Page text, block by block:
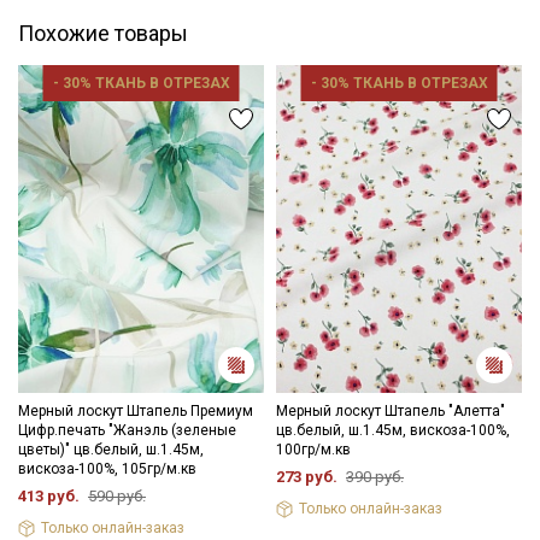
дальнейших стирок, но не выше 40С, подсушите в один слой и
слегка влажную ткань прогладьте теплым утюгом, с
изнаночной стороны.
Край ткани склонен к осыпанию, рекомендуем увеличить
припуски на швы и использовать иглы и нитки для легких
видов ткани.
Уход:
- стирка до 30C режим "ручной стирки"
- запрещены отбеливатели
- сушить в подвешенном и расправленном состоянии
- гладить на низкой температуре (с изнанки).
Цветопередача может отличаться от оригинального цвета
ткани в зависимости от настроек вашего монитора и в
зависимости от партии.
Похожие товары
- 30% ТКАНЬ В ОТРЕЗАХ
Мерный лоскут Штапель Премиум
Цифр.печать "Жанэль (зеленые
цветы)" цв.белый, ш.1.45м,
вискоза-100%, 105гр/м.кв
413 руб. 590 руб.
Только онлайн-заказ
- 30% ТКАНЬ В ОТРЕЗАХ
Мерный лоскут Штапель "Алетта"
цв.белый, ш.1.45м, вискоза-100%,
100гр/м.кв
273 руб. 390 руб.
Только онлайн-заказ